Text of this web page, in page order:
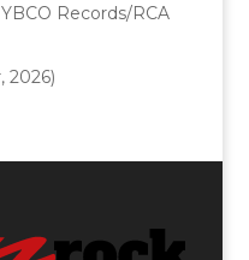
Records/RCA
2026)